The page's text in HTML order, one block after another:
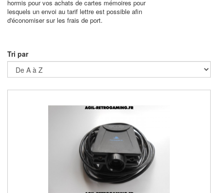
hormis pour vos achats de cartes mémoires pour
lesquels un envoi au tarif lettre est possible afin
d'économiser sur les frais de port.
Tri par